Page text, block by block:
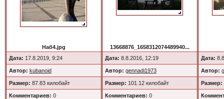
Наб4.jpg
Дата: 17.8.2019, 9:24
Автор: kubanoid
Размер: 87.83 килобайт
Комментариев: 0
13668876_1658312074489940...
Дата: 8.8.2016, 12:19
Автор: gennadi1973
Размер: 101.12 килобайт
Комментариев: 0
Дата:
Автор:
Размер: